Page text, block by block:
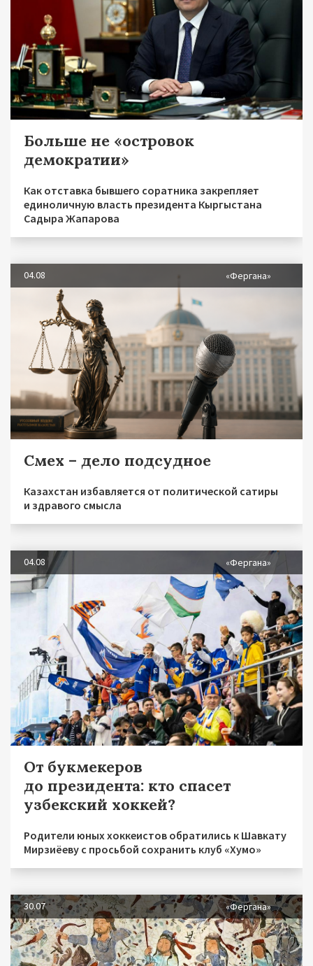
Больше не «островок
демократии»
Как отставка бывшего соратника закрепляет
единоличную власть президента Кыргыстана
Садыра Жапарова
04.08 «Фергана»
Смех – дело подсудное
Казахстан избавляется от политической сатиры
и здравого смысла
04.08 «Фергана»
От букмекеров
до президента: кто спасет
узбекский хоккей?
Родители юных хоккеистов обратились к Шавкату
Мирзиёеву с просьбой сохранить клуб «Хумо»
30.07 «Фергана»